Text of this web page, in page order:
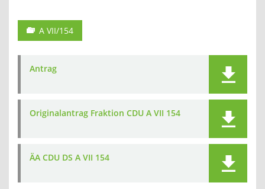
A VII/154
Antrag
Originalantrag Fraktion CDU A VII 154
ÄA CDU DS A VII 154